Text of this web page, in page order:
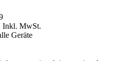
Inkl. MwSt.
Geräte